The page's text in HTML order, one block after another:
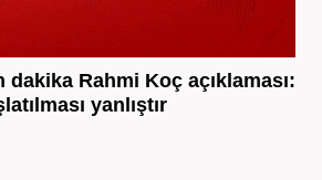
Rahmi Koç açıklaması:
yanlıştır